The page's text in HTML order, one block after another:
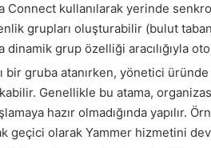
Connect kullanılarak yerinde
grupları oluşturabilir (bulut
dinamik grup özelliği aracılığıyla
bir gruba atanırken, yönetici
Genellikle bu atama,
hazır olmadığında yapılır.
geçici olarak Yammer hizmetini